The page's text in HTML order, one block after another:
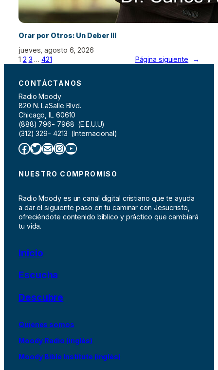
Orar por Otros: Un Deber III
jueves, agosto 6, 2026
1 2 3 … 421 Página siguiente →
CONTÁCTANOS
Radio Moody
820 N. LaSalle Blvd.
Chicago, IL 60610
(888) 796- 7968 (E.E.U.U)
(312) 329- 4213 (Internacional)
Facebook Twitter Correo electrónico InstagramYouTube
NUESTRO COMPROMISO
Radio Moody es un canal digital cristiano que te ayuda
a dar el siguiente paso en tu caminar con Jesucristo,
ofreciéndote contenido bíblico y práctico que cambiará
tu vida.
Inicio
Escucha
Descubre
Quiénes somos
Moody Radio (inglés)
Moody Bible Institute (inglés)